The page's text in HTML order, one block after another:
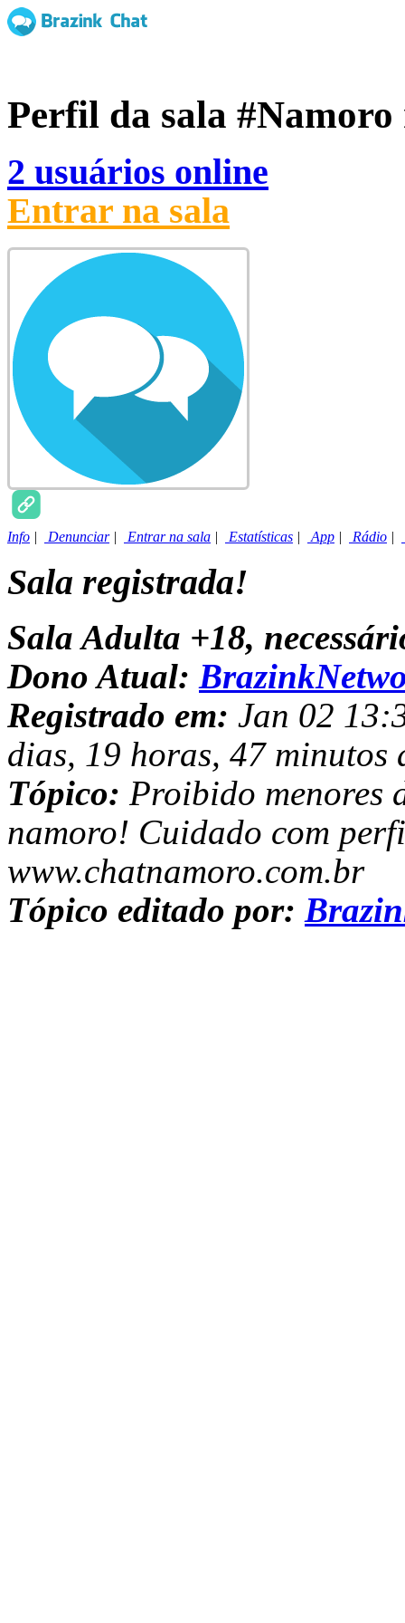
Perfil da sala #Namoro
2 usuários online
Entrar na sala
Info | Denunciar| Entrar na sala | Estatísticas | App | Rádio |
Sala registrada!
Sala Adulta +18,
Dono Atual:
Registrado em: Jan 02
dias, 19 horas, 47 minutos
Tópico: Proibido menores
namoro! Cuidado com
www.chatnamoro.com.br
Tópico editado por: